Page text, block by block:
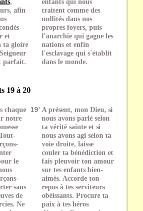
afin
et
ta gloire
parfait.
traitent comme des
nullités dans nos
propres foyers, puis
l'anarchie qui gagne les
nations et enfin
l'esclavage qui s'établit
dans le monde.
19 à 20
chaque
notre
le
sans
de
Ne
19' A présent, mon Dieu, si
nous avons parlé selon
ta vérité sainte et si
nous avons agi selon ta
voie droite, laisse
couler ta bénédiction et
fais pleuvoir ton amour
sur tes enfants bien-
aimés. Accorde ton
repos à tes serviteurs
obéissants. Procure ta
paix à tes héros